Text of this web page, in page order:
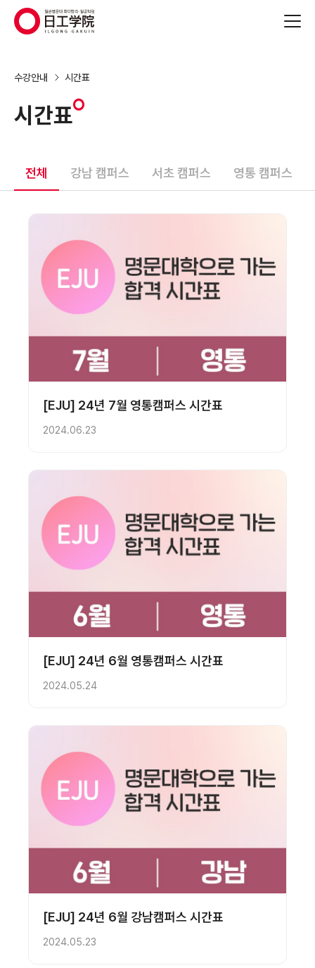
(주)지원에듀
수강안내 시간표
시간표
전체 강남 캠퍼스 서초 캠퍼스 영통 캠퍼스
[EJU] 24년 7월 영통캠퍼스 시간표
2024.06.23
[EJU] 24년 6월 영통캠퍼스 시간표
2024.05.24
[EJU] 24년 6월 강남캠퍼스 시간표
2024.05.23